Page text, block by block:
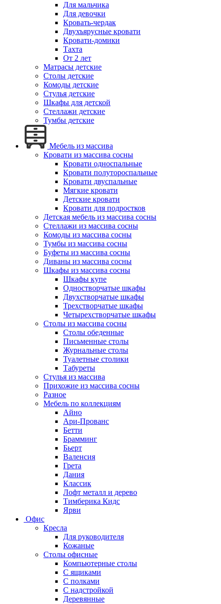
Для мальчика
Для девочки
Кровать-чердак
Двухъярусные кровати
Кровати-домики
Тахта
От 2 лет
Матрасы детские
Столы детские
Комоды детские
Стулья детские
Шкафы для детской
Стеллажи детские
Тумбы детские
Мебель из массива
Кровати из массива сосны
Кровати односпальные
Кровати полутороспальные
Кровати двуспальные
Мягкие кровати
Детские кровати
Кровати для подростков
Детская мебель из массива сосны
Стеллажи из массива сосны
Комоды из массива сосны
Тумбы из массива сосны
Буфеты из массива сосны
Диваны из массива сосны
Шкафы из массива сосны
Шкафы купе
Одностворчатые шкафы
Двухстворчатые шкафы
Трехстворчатые шкафы
Четырехстворчатые шкафы
Столы из массива сосны
Столы обеденные
Письменные столы
Журнальные столы
Туалетные столики
Табуреты
Стулья из массива
Прихожие из массива сосны
Разное
Мебель по коллекциям
Айно
Ари-Прованс
Бетти
Брамминг
Бьерт
Валенсия
Грета
Дания
Классик
Лофт металл и дерево
Тимберика Кидс
Ярви
Офис
Кресла
Для руководителя
Кожаные
Столы офисные
Компьютерные столы
С ящиками
С полками
С надстройкой
Деревянные